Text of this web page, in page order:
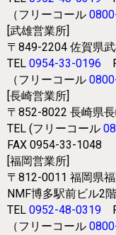
（フリーコール
[武雄営業所]
〒849-2204 佐賀県
TEL 0954-33-0196
（フリーコール
[長崎営業所]
〒852-8022 長崎県
TEL (フリーコール
FAX 0954-33-1048
[福岡営業所]
〒812-0011 福岡県
NMF博多駅前ビル2階
TEL 0952-48-0319
（フリーコール